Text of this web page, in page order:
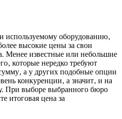
используемому оборудованию‚
высокие цены за свои
Менее известные или небольшие
которые нередко требуют
а у других подобные опции
конкуренции‚ а значит‚ и на
При выборе выбранного бюро
итоговая цена за